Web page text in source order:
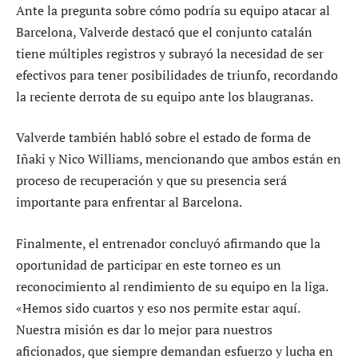
Ante la pregunta sobre cómo podría su equipo atacar al
Barcelona, Valverde destacó que el conjunto catalán
tiene múltiples registros y subrayó la necesidad de ser
efectivos para tener posibilidades de triunfo, recordando
la reciente derrota de su equipo ante los blaugranas.
Valverde también habló sobre el estado de forma de
Iñaki y Nico Williams, mencionando que ambos están en
proceso de recuperación y que su presencia será
importante para enfrentar al Barcelona.
Finalmente, el entrenador concluyó afirmando que la
oportunidad de participar en este torneo es un
reconocimiento al rendimiento de su equipo en la liga.
«Hemos sido cuartos y eso nos permite estar aquí.
Nuestra misión es dar lo mejor para nuestros
aficionados, que siempre demandan esfuerzo y lucha en